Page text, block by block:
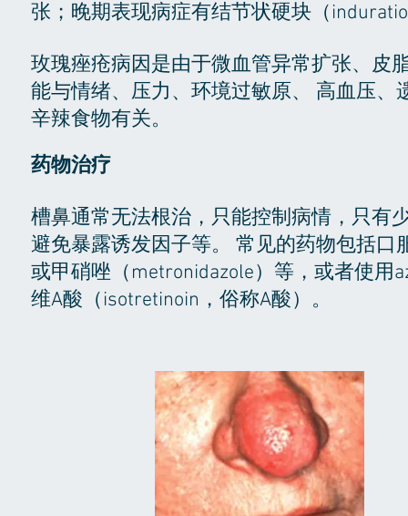
张；晚期表现病症有结节状硬块（
玫瑰痤疮病因是由于微血管异常扩张、皮
能与情绪、压力、环境过敏原、 高血压
辛辣食物有关。
药物治疗
槽鼻通常无法根治，只能控制病情，只有
避免暴露诱发因子等。 常见的药物包括
或甲硝唑（metronidazole）等，或者使用
维A酸（isotretinoin，俗称A酸）。